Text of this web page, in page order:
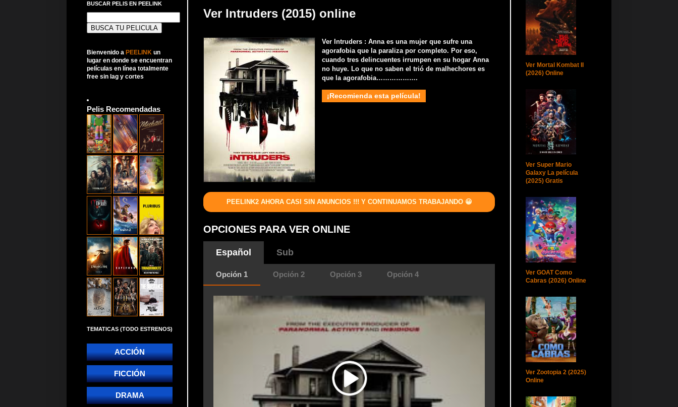
Ver Intruders (2015) online
Ver Intruders : Anna es una mujer que sufre una
agorafobia que la paraliza por completo. Por eso,
cuando tres delincuentes irrumpen en su hogar Anna
no huye. Lo que no saben el trió de malhechores es
que la agorafobia……………….
¡Recomienda esta película!
PEELINK2 AHORA CASI SIN ANUNCIOS !!! Y CONTINUAMOS TRABAJANDO 😀
OPCIONES PARA VER ONLINE
Español Sub
Opción 1 Opción 2 Opción 3 Opción 4
BUSCAR PELIS EN PEELINK
Bienvenido a PEELINK un
lugar en donde se encuentran
películas en línea totalmente
free sin lag y cortes
Pelis Recomendadas
TEMATICAS (TODO ESTRENOS)
ACCIÓN
FICCIÓN
DRAMA
Ver Mortal Kombat II
(2026) Online
Ver Super Mario
Galaxy La película
(2025) Gratis
Ver GOAT Como
Cabras (2026) Online
Ver Zootopia 2 (2025)
Online